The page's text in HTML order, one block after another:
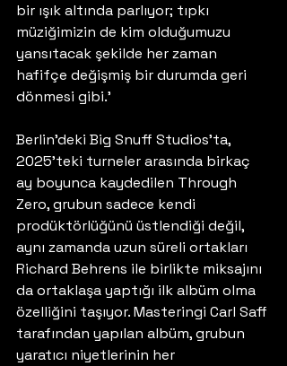
bir ışık altında parlıyor; tıpkı
müziğimizin de kim olduğumuzu
yansıtacak şekilde her zaman
hafifçe değişmiş bir durumda geri
dönmesi gibi.'
Berlin'deki Big Snuff Studios'ta,
2025'teki turneler arasında birkaç
ay boyunca kaydedilen Through
Zero, grubun sadece kendi
prodüktörlüğünü üstlendiği değil,
aynı zamanda uzun süreli ortakları
Richard Behrens ile birlikte miksajını
da ortaklaşa yaptığı ilk albüm olma
özelliğini taşıyor. Masteringi Carl Saff
tarafından yapılan albüm, grubun
yaratıcı niyetlerinin her